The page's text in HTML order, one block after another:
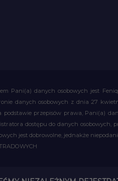
Pani(a) danych osobowych jest
danych osobowych z dnia 27
przepisów prawa, Pani(a)
dostępu do danych
jest dobrowolne, jednakże